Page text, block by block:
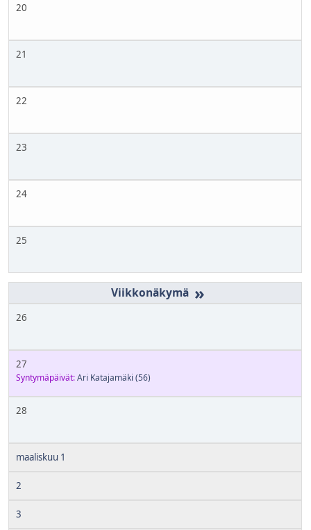
20
21
22
23
24
25
»
26
27
Syntymäpäivät:Ari Katajamäki (56)
28
maaliskuu 1
2
3